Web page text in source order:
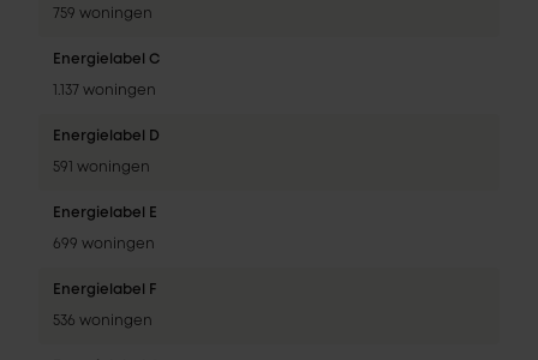
759 woningen
Energielabel C
1.137 woningen
Energielabel D
591 woningen
Energielabel E
699 woningen
Energielabel F
536 woningen